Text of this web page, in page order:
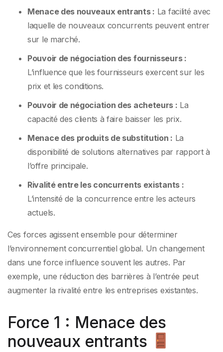
Menace des nouveaux entrants : La facilité avec
laquelle de nouveaux concurrents peuvent entrer
sur le marché.
Pouvoir de négociation des fournisseurs :
L’influence que les fournisseurs exercent sur les
prix et les conditions.
Pouvoir de négociation des acheteurs : La
capacité des clients à faire baisser les prix.
Menace des produits de substitution : La
disponibilité de solutions alternatives par rapport à
l’offre principale.
Rivalité entre les concurrents existants :
L’intensité de la concurrence entre les acteurs
actuels.
Ces forces agissent ensemble pour déterminer
l’environnement concurrentiel global. Un changement
dans une force influence souvent les autres. Par
exemple, une réduction des barrières à l’entrée peut
augmenter la rivalité entre les entreprises existantes.
Force 1 : Menace des
nouveaux entrants